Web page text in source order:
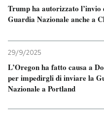
Trump ha autorizzato l’invio
Guardia Nazionale anche a
29/9/2025
L’Oregon ha fatto causa a
per impedirgli di inviare la
Nazionale a Portland